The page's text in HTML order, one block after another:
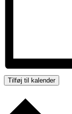
Tilføj til kalender